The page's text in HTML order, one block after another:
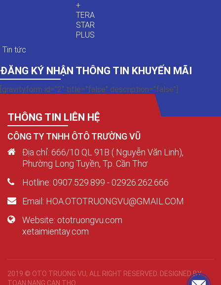
+
TERA
STAR
PLUS
Tin tức
ĐĂNG KÝ NHẬN THÔNG TIN KHUYẾN MÃI
[gravityform id="2" title="false" description="false"]
THÔNG TIN LIÊN HỆ
CÔNG TY TNHH ÔTÔ TRƯỜNG VŨ
Địa chỉ: 666/10 QL 91B ( Nguyễn Văn Linh),
Phường Long Tuyền, Tp. Cần Thơ
Hotline: 0907.529.899 - 02926.262.666
Email: HOA.OTOTRUONGVU@GMAIL.COM
Website: ototruongvu.com
xetaimientay.com
2019 © OTO TRUONG VU, ALL RIGHT RESERVED. DESIGNED BY
TOAN NANG CAN THO